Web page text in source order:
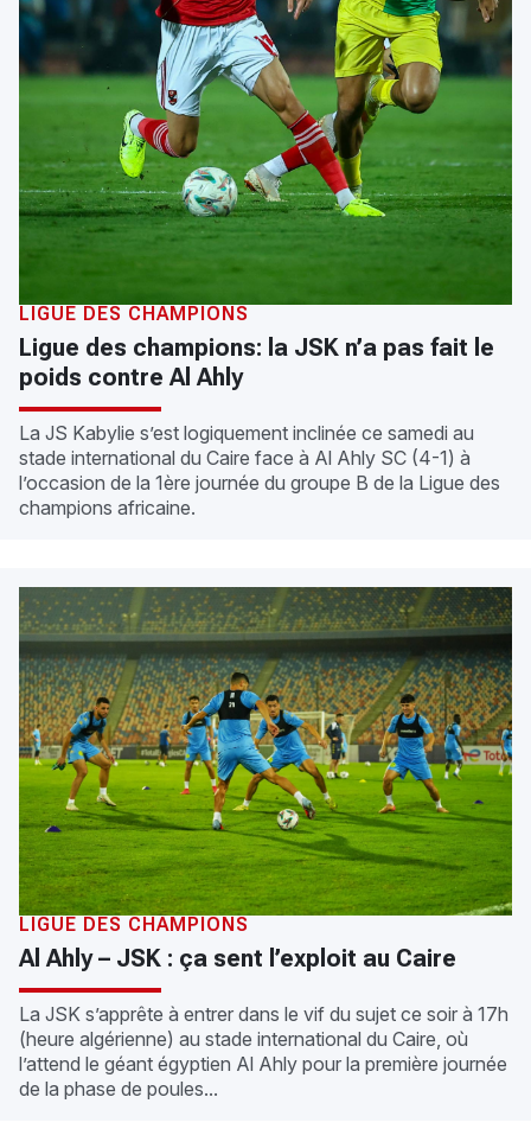
LIGUE DES CHAMPIONS
Ligue des champions: la JSK n’a pas fait le
poids contre Al Ahly
La JS Kabylie s’est logiquement inclinée ce samedi au
stade international du Caire face à Al Ahly SC (4-1) à
l’occasion de la 1ère journée du groupe B de la Ligue des
champions africaine.
LIGUE DES CHAMPIONS
Al Ahly – JSK : ça sent l’exploit au Caire
La JSK s’apprête à entrer dans le vif du sujet ce soir à 17h
(heure algérienne) au stade international du Caire, où
l’attend le géant égyptien Al Ahly pour la première journée
de la phase de poules...